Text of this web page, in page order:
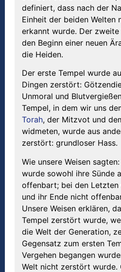
definiert, dass nach der
Einheit der beiden Welten
erkannt wurde. Der
den Beginn einer neuen
die Heiden.
Der erste Tempel wurde
Dingen zerstört:
Unmoral und
Tempel, in dem wir uns
Torah, der Mitzvot und
widmeten, wurde aus
zerstört: grundloser Hass.
Wie unsere Weisen
wurde sowohl ihre Sünde
offenbart; bei den Letzten
und ihr Ende nicht
Unsere Weisen erklären,
Tempel zerstört wurde,
die Welt der Generation,
Gegensatz zum ersten
Vergehen begangen
Welt nicht zerstört wurde.